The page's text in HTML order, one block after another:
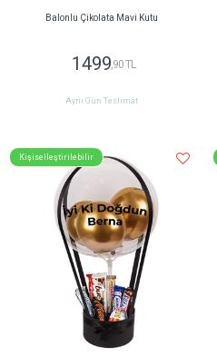
Balonlu Çikolata Mavi Kutu
1499 ,90 TL
Aynı Gün Teslimat
Kişiselleştirilebilir